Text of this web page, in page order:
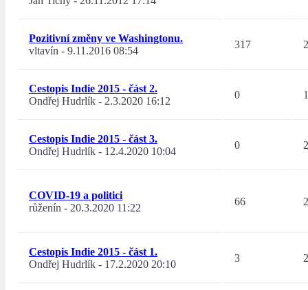
Pozitivní změny ve Washingtonu.
vltavín - 9.11.2016 08:54
317
Cestopis Indie 2015 - část 2.
Ondřej Hudrlík - 2.3.2020 16:12
0
Cestopis Indie 2015 - část 3.
Ondřej Hudrlík - 12.4.2020 10:04
0
COVID-19 a politici
růženín - 20.3.2020 11:22
66
Cestopis Indie 2015 - část 1.
Ondřej Hudrlík - 17.2.2020 20:10
3